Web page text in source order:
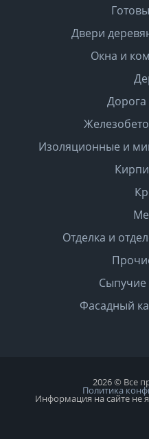
Двери
Окна и
Дорога
Изоляционные и
Отделка и
Фасадный
2026 © Все
Политика
Информация на сайте не